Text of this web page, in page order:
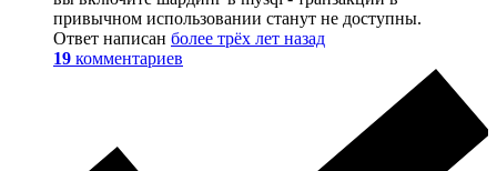
привычном использовании станут не доступны.
Ответ написан более трёх лет назад
19 комментариев